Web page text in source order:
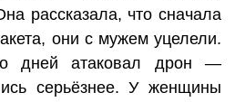
рассказала, что сначала
они с мужем уцелели.
дней атаковал дрон —
серьёзнее. У женщины